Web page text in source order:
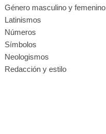
Género masculino y femenino
Latinismos
Números
Símbolos
Neologismos
Redacción y estilo